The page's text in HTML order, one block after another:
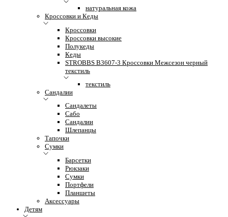
натуральная кожа
Кроссовки и Кеды
Кроссовки
Кроссовки высокие
Полукеды
Кеды
STROBBS B3607-3 Кроссовки Межсезон черный
текстиль
текстиль
Сандалии
Сандалеты
Сабо
Сандалии
Шлепанцы
Тапочки
Сумки
Барсетки
Рюкзаки
Сумки
Портфели
Планшеты
Аксессуары
Детям